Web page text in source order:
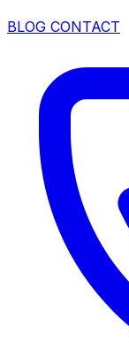
BLOG CONTACT